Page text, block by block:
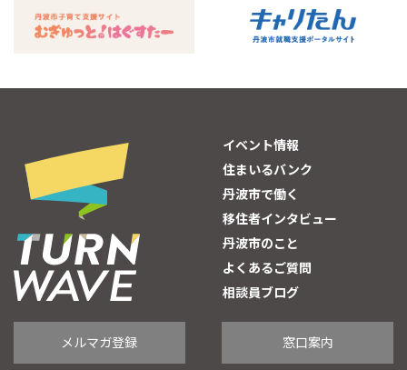
イベント情報
住まいるバンク
丹波市で働く
移住者インタビュー
丹波市のこと
よくあるご質問
相談員ブログ
メルマガ登録 窓口案内